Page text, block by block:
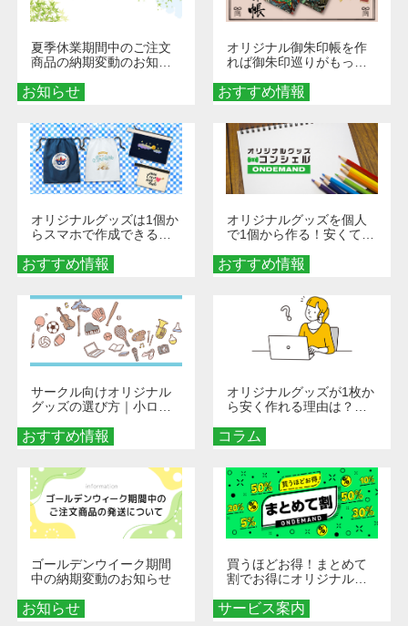
お知らせ
夏季休業期間中のご注文
商品の納期変動のお知ら
おすすめ情報
オリジナル御朱印帳を作
れば御朱印巡りがもっと
ダーメイドする魅力と選
び方
おすすめ情報
オリジナルグッズは1個か
らスマホで作成できる！
くなる巾着＆ポーチ活用
術
おすすめ情報
オリジナルグッズを個人
で1個から作る！安くて簡
秘訣
おすすめ情報
サークル向けオリジナル
グッズの選び方｜小ロッ
める秘訣
コラム
オリジナルグッズが1枚か
ら安く作れる理由は？オ
とメリットを解説
お知らせ
ゴールデンウイーク期間
中の納期変動のお知らせ
サービス案内
買うほどお得！まとめて
割でお得にオリジナルグ